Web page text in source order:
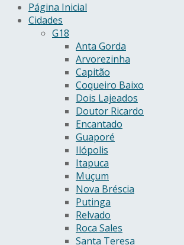
Página Inicial
Cidades
G18
Anta Gorda
Arvorezinha
Capitão
Coqueiro Baixo
Dois Lajeados
Doutor Ricardo
Encantado
Guaporé
Ilópolis
Itapuca
Muçum
Nova Bréscia
Putinga
Relvado
Roca Sales
Santa Teresa